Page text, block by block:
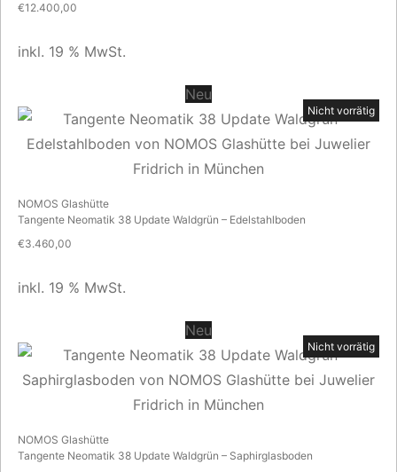
€12.400,00
inkl. 19 % MwSt.
Neu
Nicht vorrätig
NOMOS Glashütte
Tangente Neomatik 38 Update Waldgrün – Edelstahlboden
€3.460,00
inkl. 19 % MwSt.
Neu
Nicht vorrätig
NOMOS Glashütte
Tangente Neomatik 38 Update Waldgrün – Saphirglasboden